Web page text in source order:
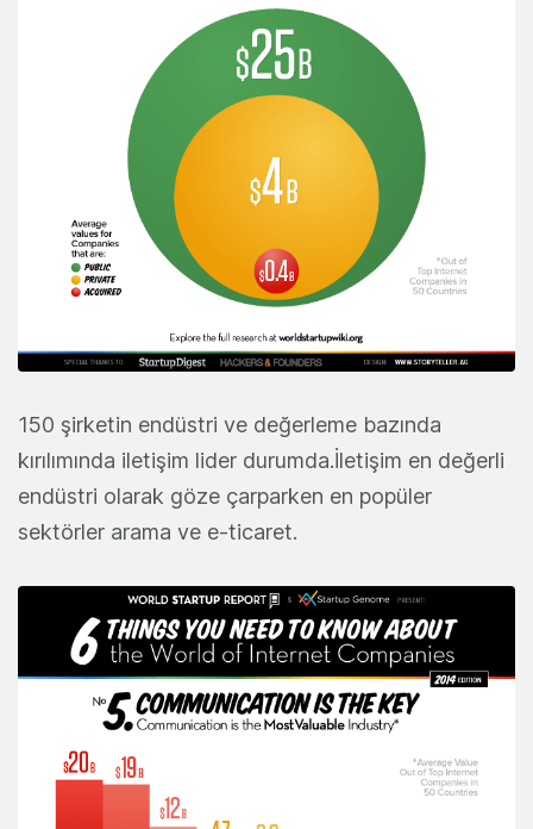
150 şirketin endüstri ve değerleme bazında
kırılımında iletişim lider durumda.İletişim en değerli
endüstri olarak göze çarparken en popüler
sektörler arama ve e-ticaret.